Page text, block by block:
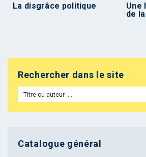
La disgrâce politique
Une
de
Rechercher dans le site
Catalogue général